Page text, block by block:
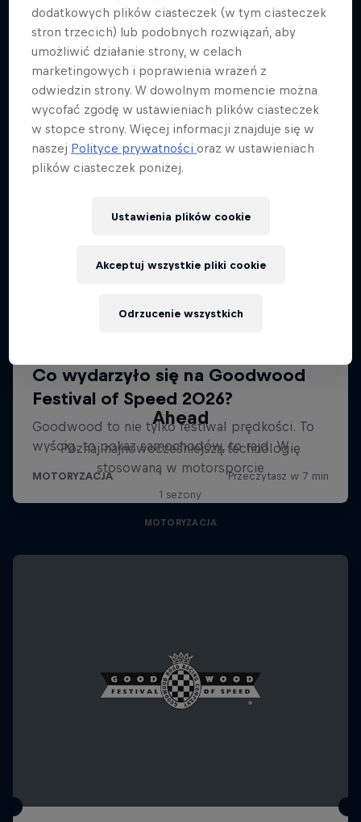
Więcej podobnych
Ahead
Poznaj najnowocześniejszą technologię
stosowaną w motorsporcie
1 sezony
MOTORYZACJA
dodatkowych plików ciasteczek (w tym ciasteczek
stron trzecich) lub podobnych rozwiązań, aby
umożliwić działanie strony, w celach
marketingowych i poprawienia wrażeń z
odwiedzin strony. W dowolnym momencie można
wycofać zgodę w ustawieniach plików ciasteczek
w stopce strony. Więcej informacji znajduje się w
naszej Polityce prywatnościoraz w ustawieniach
plików ciasteczek poniżej.
Ustawienia plików cookie
Odrzucenie wszystkich
Akceptuj wszystkie pliki cookie